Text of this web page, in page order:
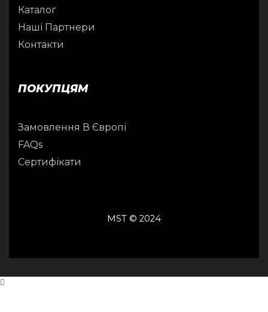
Каталог
Наші Партнери
Контакти
ПОКУПЦЯМ
Замовлення В Європі
FAQs
Сертифікати
MST © 2024